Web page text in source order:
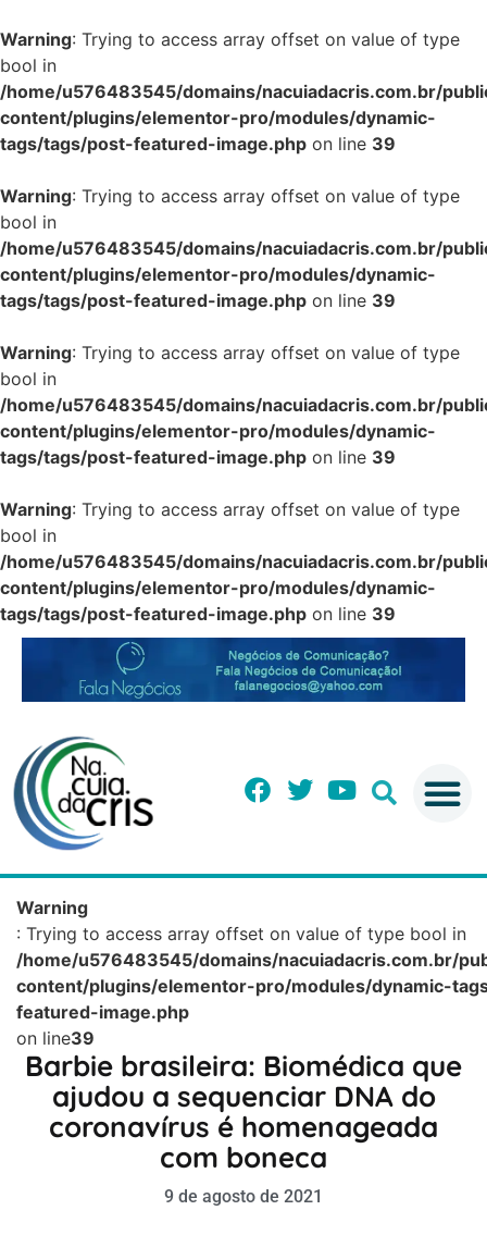
Warning: Trying to access array offset on value of type
bool in
/home/u576483545/domains/nacuiadacris.com.br/
content/plugins/elementor-pro/modules/dynamic-
tags/tags/post-featured-image.php on line 39
Warning: Trying to access array offset on value of type
bool in
/home/u576483545/domains/nacuiadacris.com.br/
content/plugins/elementor-pro/modules/dynamic-
tags/tags/post-featured-image.php on line 39
Warning: Trying to access array offset on value of type
bool in
/home/u576483545/domains/nacuiadacris.com.br/
content/plugins/elementor-pro/modules/dynamic-
tags/tags/post-featured-image.php on line 39
Warning: Trying to access array offset on value of type
bool in
/home/u576483545/domains/nacuiadacris.com.br/
content/plugins/elementor-pro/modules/dynamic-
tags/tags/post-featured-image.php on line 39
Warning
: Trying to access array offset on value of type bool in
/home/u576483545/domains/nacuiadacris.com.br/
content/plugins/elementor-pro/modules/dynamic-
featured-image.php
on line39
Barbie brasileira: Biomédica que
ajudou a sequenciar DNA do
coronavírus é homenageada
com boneca
9 de agosto de 2021